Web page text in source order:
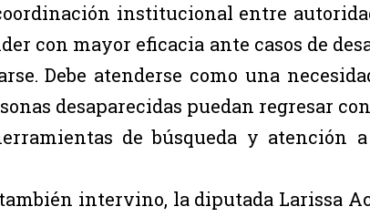
institucional entre
con mayor eficacia ante casos de
Debe atenderse como una
desaparecidas puedan regresar
de búsqueda y atención
intervino, la diputada Larissa